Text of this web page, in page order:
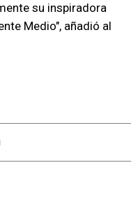
su inspiradora
Medio", añadió al